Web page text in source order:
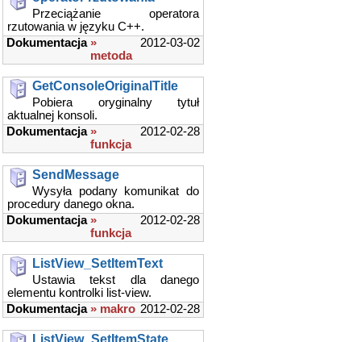
Przeciążanie operatora
rzutowania w języku C++.
2012-03-02
Dokumentacja »
metoda
GetConsoleOriginalTitle
Pobiera oryginalny tytuł
aktualnej konsoli.
2012-02-28
Dokumentacja »
funkcja
SendMessage
Wysyła podany komunikat do
procedury danego okna.
2012-02-28
Dokumentacja »
funkcja
ListView_SetItemText
Ustawia tekst dla danego
elementu kontrolki list-view.
2012-02-28
Dokumentacja » makro
ListView_SetItemState